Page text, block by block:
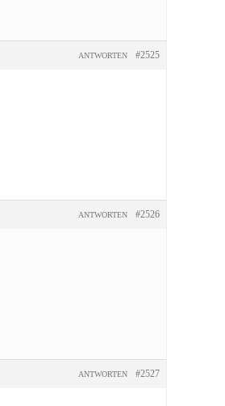
#2525
ANTWORTEN
#2526
ANTWORTEN
#2527
ANTWORTEN